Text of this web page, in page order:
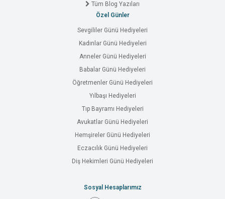
Tüm Blog Yazıları
Özel Günler
Sevgililer Günü Hediyeleri
Kadınlar Günü Hediyeleri
Anneler Günü Hediyeleri
Babalar Günü Hediyeleri
Öğretmenler Günü Hediyeleri
Yılbaşı Hediyeleri
Tıp Bayramı Hediyeleri
Avukatlar Günü Hediyeleri
Hemşireler Günü Hediyeleri
Eczacılık Günü Hediyeleri
Diş Hekimleri Günü Hediyeleri
Sosyal Hesaplarımız